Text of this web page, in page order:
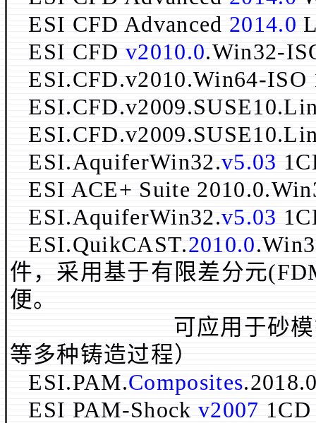
ESI CFD Advanced 2014.0
ESI CFD v2010.0.Win32-
ESI.CFD.v2010.Win64-ISO
ESI.AquiferWin32.v5.03
ESI ACE+ Suite
ESI.AquiferWin32.v5.03
ESI.QuikCAST.2010.0
件，采用基于有限差分元
便。
可应用于砂模铸造
等多种铸造过程）
ESI.PAM.Composites
ESI PAM-Shock v2007